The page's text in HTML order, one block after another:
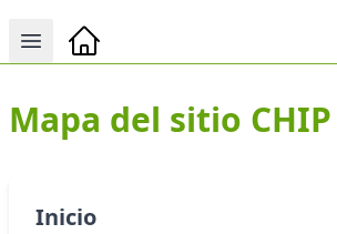
Abrir menú principal
Mapa del sitio CHIP
Inicio